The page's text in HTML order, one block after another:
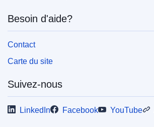
Besoin d'aide?
Contact
Carte du site
Suivez-nous
LinkedIn Facebook YouTube